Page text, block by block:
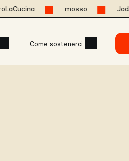
mosso Jodok
Come sostenerci